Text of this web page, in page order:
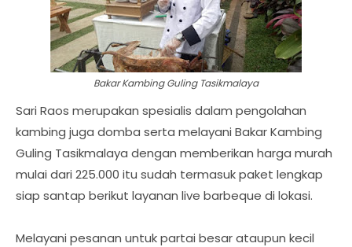
Bakar Kambing Guling Tasikmalaya
Sari Raos merupakan spesialis dalam pengolahan
kambing juga domba serta melayani Bakar Kambing
Guling Tasikmalaya dengan memberikan harga murah
mulai dari 225.000 itu sudah termasuk paket lengkap
siap santap berikut layanan live barbeque di lokasi.
Melayani pesanan untuk partai besar ataupun kecil